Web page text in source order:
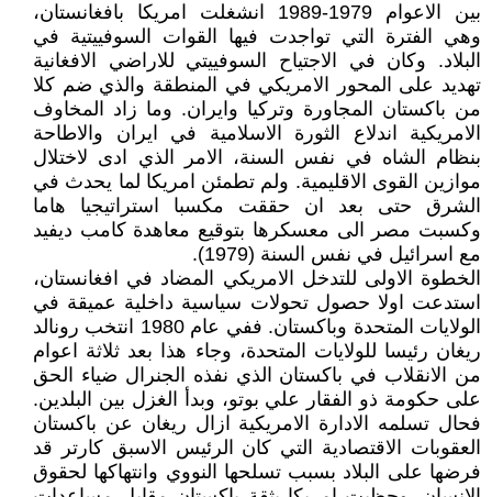
بين الاعوام 1979-1989 انشغلت امريكا بافغانستان،
وهي الفترة التي تواجدت فيها القوات السوفييتية في
البلاد. وكان في الاجتياح السوفييتي للاراضي الافغانية
تهديد على المحور الامريكي في المنطقة والذي ضم كلا
من باكستان المجاورة وتركيا وايران. وما زاد المخاوف
الامريكية اندلاع الثورة الاسلامية في ايران والاطاحة
بنظام الشاه في نفس السنة، الامر الذي ادى لاختلال
موازين القوى الاقليمية. ولم تطمئن امريكا لما يحدث في
الشرق حتى بعد ان حققت مكسبا استراتيجيا هاما
وكسبت مصر الى معسكرها بتوقيع معاهدة كامب ديفيد
مع اسرائيل في نفس السنة (1979).
الخطوة الاولى للتدخل الامريكي المضاد في افغانستان،
استدعت اولا حصول تحولات سياسية داخلية عميقة في
الولايات المتحدة وباكستان. ففي عام 1980 انتخب رونالد
ريغان رئيسا للولايات المتحدة، وجاء هذا بعد ثلاثة اعوام
من الانقلاب في باكستان الذي نفذه الجنرال ضياء الحق
على حكومة ذو الفقار علي بوتو، وبدأ الغزل بين البلدين.
فحال تسلمه الادارة الامريكية ازال ريغان عن باكستان
العقوبات الاقتصادية التي كان الرئيس الاسبق كارتر قد
فرضها على البلاد بسبب تسلحها النووي وانتهاكها لحقوق